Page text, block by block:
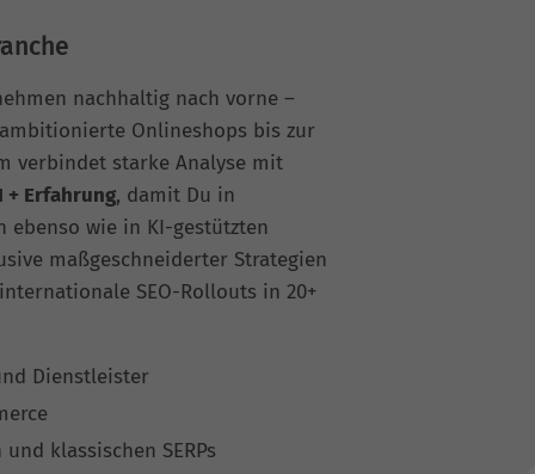
nachhaltig nach vorne –
Onlineshops bis zur
verbindet starke Analyse mit
+ Erfahrung, damit Du in
ebenso wie in KI-gestützten
maßgeschneiderter Strategien
SEO-Rollouts in 20+
Dienstleister
klassischen SERPs